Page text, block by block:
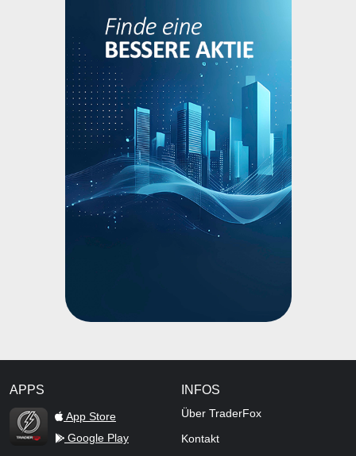
APPS
TraderFox Flash
App Store
Google Play
INFOS
Über TraderFox
Kontakt